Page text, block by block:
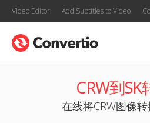
Video Editor Add Subtitles to Video
CRW到SK
在线将CRW图像